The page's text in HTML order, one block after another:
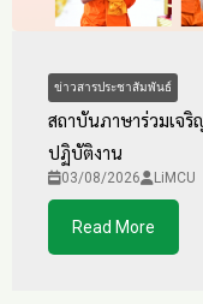
ข่าวสารประชาสัมพันธ์
สถาบันภาษาร่วมเจ
ปฏิบัติงาน
03/08/2026 LiMCU
Read More